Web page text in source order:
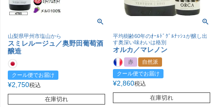
山梨県甲州市塩山から
スミレルージュ／奥野田葡萄酒
醸造
クール便でお届け
¥2,750税込
在庫切れ
平均樹齢60年のｵｰﾙﾄﾞｸﾞﾙﾅｯｼｭが醸し出
す奥深い味わいは格別
オルカ／マレノン
赤
自然派
クール便でお届け
¥2,860税込
在庫切れ